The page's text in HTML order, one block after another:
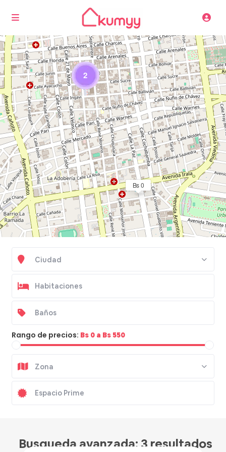
Cargando mapas
Bs 0
2
Ciudad
Rango de precios: Bs 0 a Bs 550
Zona
Busqueda avanzada: 3 resultados